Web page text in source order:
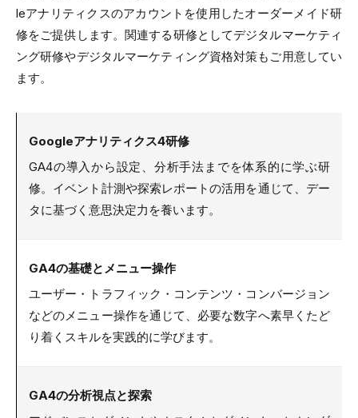
leアナリティクスのアカウントを使用したオーダーメイド研
修をご提供します。関連する研修としてデジタルマーケティ
ング研修やデジタルマーケティング資格対策もご用意してい
ます。
Googleアナリティクス4研修
GA4の導入から設定、分析手法までを体系的に学ぶ研
修。イベント計測や探索レポートの活用を通じて、デー
タに基づく意思決定力を養います。
GA4の基礎とメニュー操作
ユーザー・トラフィック・コンテンツ・コンバージョン
などのメニュー操作を通じて、必要な数字へ素早くたど
り着くスキルを実践的に学びます。
GA4の分析視点と探索